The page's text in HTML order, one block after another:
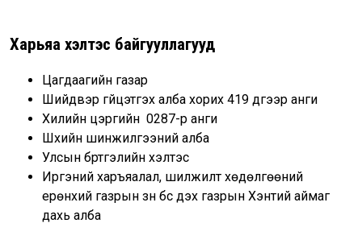
Харьяа хэлтэс байгууллагууд
Цагдаагийн газар
Шийдвэр гүйцэтгэх алба хорих 419 дүгээр анги
Хилийн цэргийн 0287-р анги
Шүүхийн шинжилгээний алба
Улсын бүртгэлийн хэлтэс
Иргэний харъяалал, шилжилт хөдөлгөөний
ерөнхий газрын зүүн бүс дэх газрын Хэнтий аймаг
дахь алба